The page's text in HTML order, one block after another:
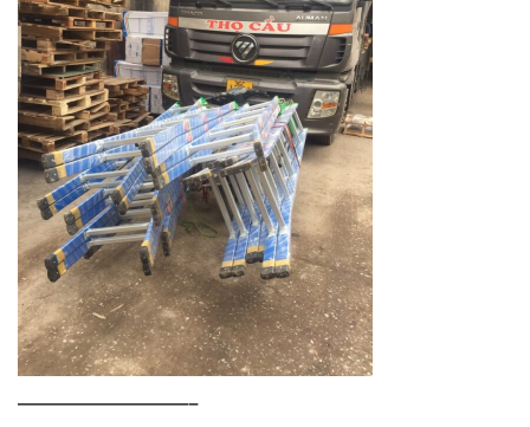
—————————–